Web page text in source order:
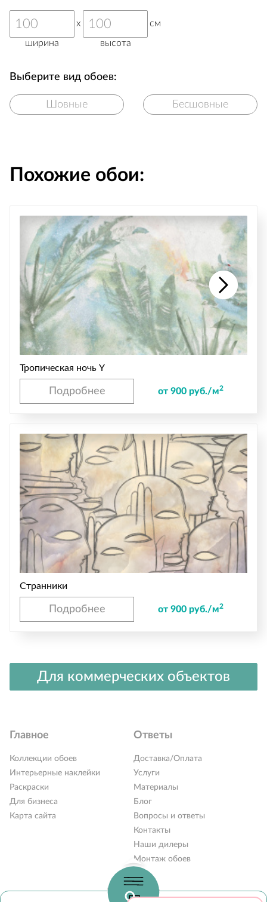
ширина
x
высота
см
Выберите вид обоев:
Шовные Бесшовные
Похожие обои:
Тропическая ночь Y
Подробнее от 900 руб./м2
Странники
Подробнее от 900 руб./м2
Для коммерческих объектов
Главное
Коллекции обоев
Интерьерные наклейки
Раскраски
Для бизнеса
Карта сайта
Ответы
Доставка/Оплата
Услуги
Материалы
Блог
Вопросы и ответы
Контакты
Наши дилеры
Монтаж обоев
Часы работы: